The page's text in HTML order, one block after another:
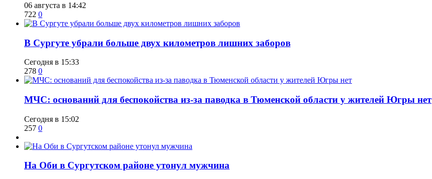
06 августа в 14:42
722 0
​В Сургуте убрали больше двух километров лишних заборов
Сегодня в 15:33
278 0
​МЧС: оснований для беспокойства из-за паводка в Тюменской области у жителей Югры нет
Сегодня в 15:02
257 0
​На Оби в Сургутском районе утонул мужчина